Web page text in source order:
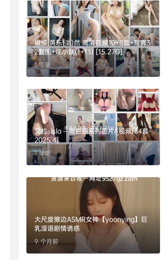
嫩模 黄乐(楽)然 高清视频10+8套+写真3
2套图+妮小妖(1+13) [15.27G]
1 年前
艾拉·isla – 微密圈系列图片&视频[34套-
2025.4]
1 年前
大尺度擦边ASMR女神【yoonying】巨
乳淫语剧情诱惑
9 个月前